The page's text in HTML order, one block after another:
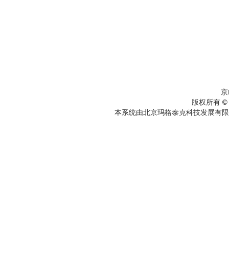
京
版权所有 ©
本系统由北京玛格泰克科技发展有